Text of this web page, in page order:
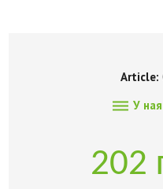
Article:
 У
202